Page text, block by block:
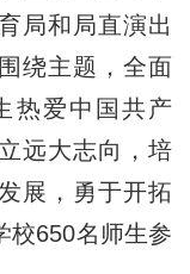
局和局直演出
绕主题，全面
热爱中国共产
远大志向，培
展，勇于开拓
校650名师生参